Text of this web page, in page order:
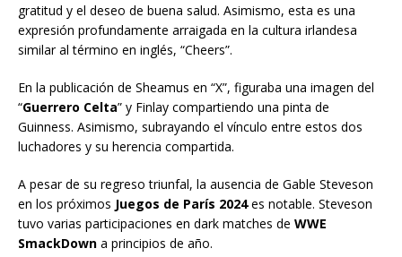
gratitud y el deseo de buena salud. Asimismo, esta es una
expresión profundamente arraigada en la cultura irlandesa
similar al término en inglés, “Cheers”.
En la publicación de Sheamus en “X”, figuraba una imagen del
“Guerrero Celta” y Finlay compartiendo una pinta de
Guinness. Asimismo, subrayando el vínculo entre estos dos
luchadores y su herencia compartida.
A pesar de su regreso triunfal, la ausencia de Gable Steveson
en los próximos Juegos de París 2024es notable. Steveson
tuvo varias participaciones en dark matches de WWE
SmackDown a principios de año.